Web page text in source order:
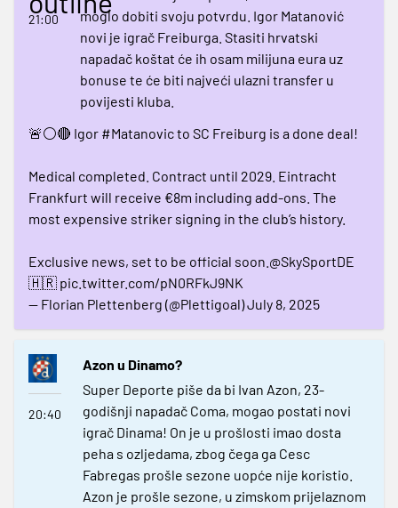
21:00
moglo dobiti svoju potvrdu. Igor Matanović
novi je igrač Freiburga. Stasiti hrvatski
napadač koštat će ih osam milijuna eura uz
bonuse te će biti najveći ulazni transfer u
povijesti kluba.
🚨⚪️🔴 Igor #Matanovicto SC Freiburg is a done deal!
Medical completed. Contract until 2029. Eintracht
Frankfurt will receive €8m including add-ons. The
most expensive striker signing in the club’s history.
Exclusive news, set to be official soon. @SkySportDE
🇭🇷 pic.twitter.com/pN0RFkJ9NK
— Florian Plettenberg (@Plettigoal)July 8, 2025
20:40
Azon u Dinamo?
Super Deporte piše da bi Ivan Azon, 23-
godišnji napadač Coma, mogao postati novi
igrač Dinama! On je u prošlosti imao dosta
peha s ozljedama, zbog čega ga Cesc
Fabregas prošle sezone uopće nije koristio.
Azon je prošle sezone, u zimskom prijelaznom